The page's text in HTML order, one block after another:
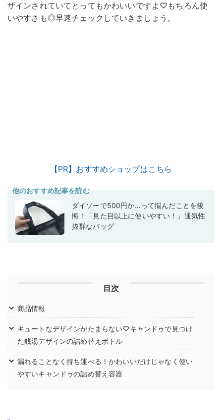
ザインされていてとってもかわいいですよ♡もちろん使
いやすさも◎早速チェックしていきましょう。
【PR】おすすめショップはこちら
他のおすすめ記事を読む
ダイソーで500円か…って悩んだことを後
悔！「見た目以上に使いやすい！」通気性
抜群なバッグ
目次
商品情報
キュートなデザインがたまらない♡キャンドゥで見つけ
た銭湯デザインの詰め替えボトル
漏れることなく持ち運べる！かわいいだけじゃなく使い
やすいキャンドゥの詰め替え容器